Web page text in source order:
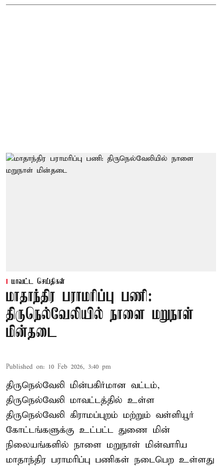
மாவட்ட செய்திகள்
மாதாந்திர பராமரிப்பு பணி:
திருநெல்வேலியில் நாளை மறுநாள்
மின்தடை
Published on: 10 Feb 2026, 3:40 pm
திருநெல்வேலி மின்பகிர்மான வட்டம்,
திருநெல்வேலி மாவட்டத்தில் உள்ள
திருநெல்வேலி கிராமப்புறம் மற்றும் வள்ளியூர்
கோட்டங்களுக்கு உட்பட்ட துணை மின்
நிலையங்களில் நாளை மறுநாள் மின்வாரிய
மாதாந்திர பராமரிப்பு பணிகள் நடைபெற உள்ளது